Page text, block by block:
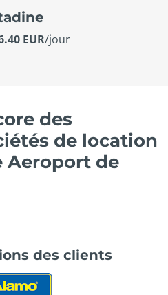
EUR/jour
des
de location
Aeroport de
des clients